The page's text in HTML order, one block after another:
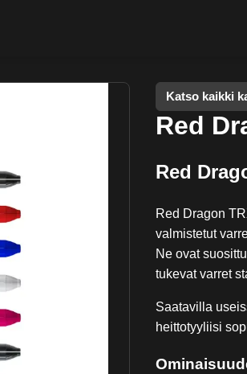
Katso kaikki
Red
Red
Red Dragon
valmistetut
Ne ovat
tukevat varret
Saatavilla
heittotyyliisi